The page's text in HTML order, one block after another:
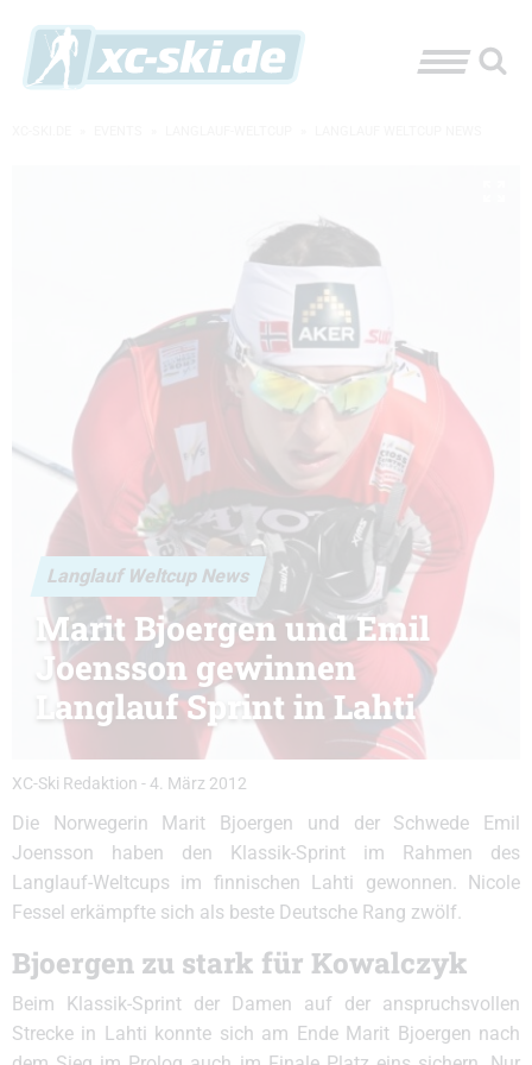
Langlauf Weltcup News
Marit Bjoergen und Emil
Joensson gewinnen
Langlauf Sprint in Lahti
XC-Ski Redaktion -4. März 2012
Die Norwegerin Marit Bjoergen und der Schwede Emil
Joensson haben den Klassik-Sprint im Rahmen des
Langlauf-Weltcups im finnischen Lahti gewonnen. Nicole
Fessel erkämpfte sich als beste Deutsche Rang zwölf.
Bjoergen zu stark für Kowalczyk
Beim Klassik-Sprint der Damen auf der anspruchsvollen
Strecke in Lahti konnte sich am Ende Marit Bjoergen nach